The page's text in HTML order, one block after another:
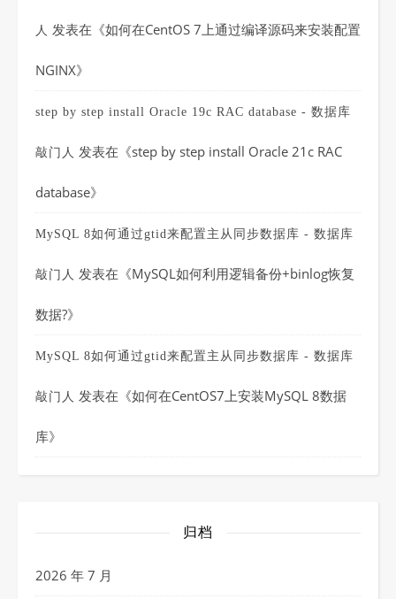
人 发表在《如何在CentOS 7上通过编译源码来安装配置
NGINX》
step by step install Oracle 19c RAC database - 数据库
敲门人 发表在《step by step install Oracle 21c RAC
database》
MySQL 8如何通过gtid来配置主从同步数据库 - 数据库
敲门人 发表在《MySQL如何利用逻辑备份+binlog恢复
数据?》
MySQL 8如何通过gtid来配置主从同步数据库 - 数据库
敲门人 发表在《如何在CentOS7上安装MySQL 8数据
库》
归档
2026 年 7 月